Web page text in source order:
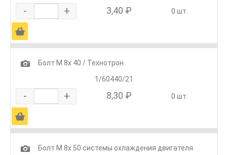
- + 3,40 ₽ 0 шт.
Ä
1
Болт М 8х 40 / Технотрон
1/60440/21
- + 8,30 ₽ 0 шт.
Ä
1
Болт М 8х 50 системы охлаждения двигателя